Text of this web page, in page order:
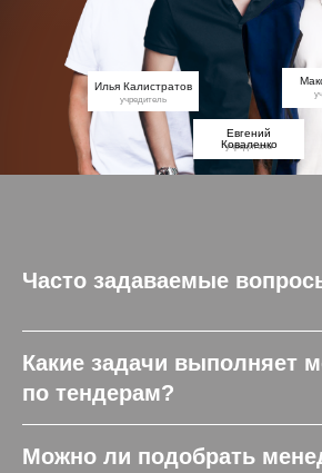
учредитель
Евгений
Коваленко
учредитель
Илья Калистратов
Часто задаваемые
Какие задачи выполняет
по тендерам?
Можно ли подобрать